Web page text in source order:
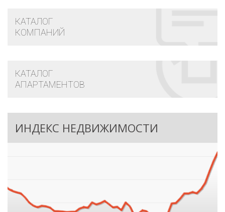
КАТАЛОГ
КОМПАНИЙ
КАТАЛОГ
АПАРТАМЕНТОВ
ИНДЕКС НЕДВИЖИМОСТИ